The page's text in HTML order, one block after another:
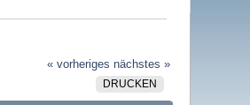
« vorheriges nächstes »
DRUCKEN